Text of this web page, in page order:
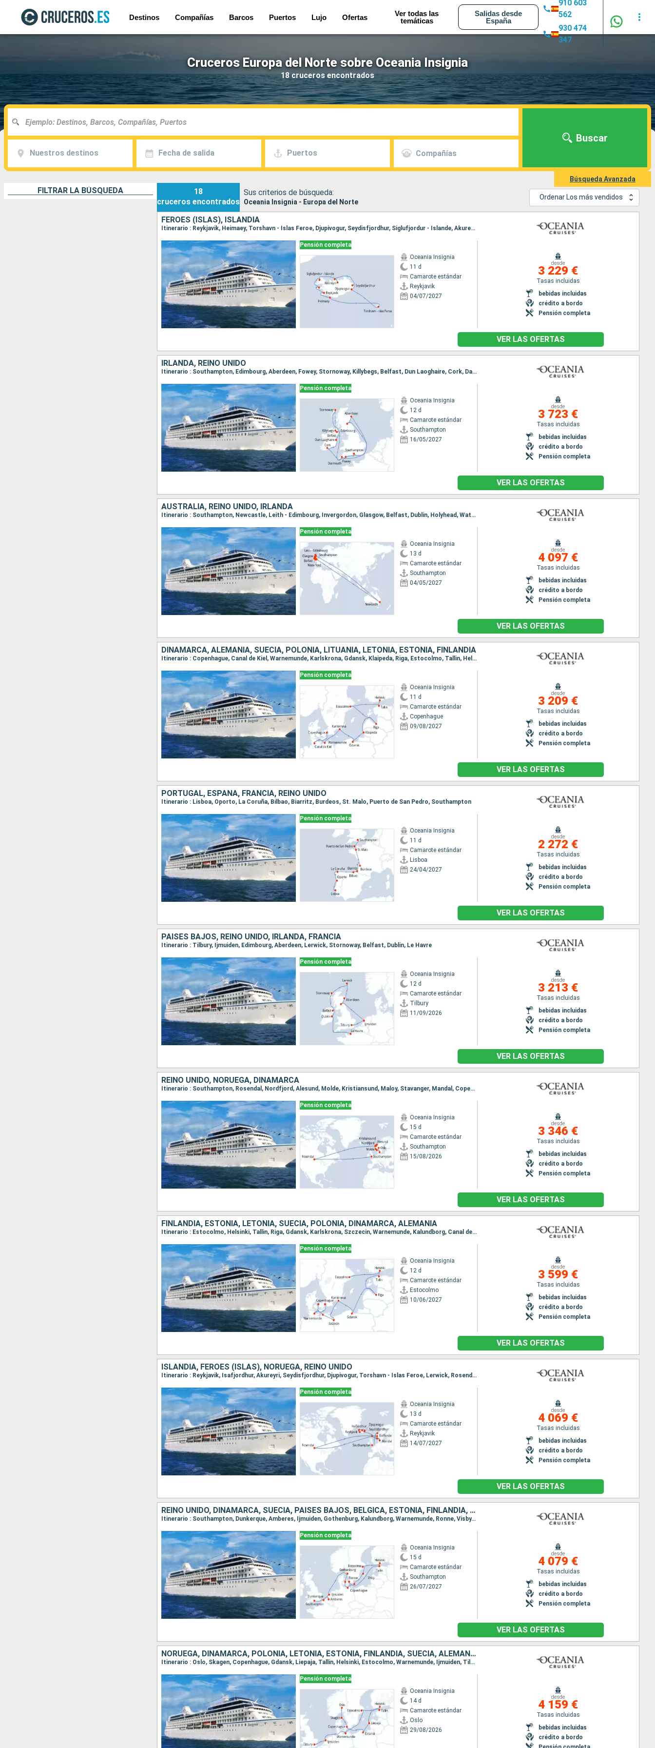
Destinos Compañías Barcos Puertos Lujo Ofertas
Ver todas las
temáticas
Salidas desde
España
910 603
562
930 474
347
Cruceros Europa del Norte sobre Oceania Insignia
18 cruceros encontrados
Nuestros destinos Fecha de salida Puertos Compañías
Buscar
Búsqueda Avanzada
FILTRAR LA BÚSQUEDA
18
cruceros encontrados
Sus criterios de búsqueda:
Oceania Insignia - Europa del Norte
Ordenar Los más vendidos
FÉROES (ISLAS), ISLANDIA
Itinerario : Reykjavik, Heimaey, Torshavn - Islas Feroe, Djupivogur, Seydisfjordhur, Siglufjordur - Islande, Akureyri, Isafjordhur, Grundarfjordur, Reykjavik
Pensión completa
Oceania Insignia
11 d
Camarote estándar
Reykjavik
04/07/2027
desde
3 229 €
Tasas incluidas
bebidas incluidas
crédito a bordo
Pensión completa
VER LAS OFERTAS
IRLANDA, REINO UNIDO
Itinerario : Southampton, Edimbourg, Aberdeen, Fowey, Stornoway, Killybegs, Belfast, Dun Laoghaire, Cork, Dartmouth, Southampton
Pensión completa
Oceania Insignia
12 d
Camarote estándar
Southampton
16/05/2027
desde
3 723 €
Tasas incluidas
bebidas incluidas
crédito a bordo
Pensión completa
VER LAS OFERTAS
AUSTRALIA, REINO UNIDO, IRLANDA
Itinerario : Southampton, Newcastle, Leith - Edimbourg, Invergordon, Glasgow, Belfast, Dublin, Holyhead, Waterford, Fowey, Southampton
Pensión completa
Oceania Insignia
13 d
Camarote estándar
Southampton
04/05/2027
desde
4 097 €
Tasas incluidas
bebidas incluidas
crédito a bordo
Pensión completa
VER LAS OFERTAS
DINAMARCA, ALEMANIA, SUECIA, POLONIA, LITUANIA, LETONIA, ESTONIA, FINLANDIA
Itinerario : Copenhague, Canal de Kiel, Warnemunde, Karlskrona, Gdansk, Klaipeda, Riga, Estocolmo, Tallin, Helsinki
Pensión completa
Oceania Insignia
11 d
Camarote estándar
Copenhague
09/08/2027
desde
3 209 €
Tasas incluidas
bebidas incluidas
crédito a bordo
Pensión completa
VER LAS OFERTAS
PORTUGAL, ESPAÑA, FRANCIA, REINO UNIDO
Itinerario : Lisboa, Oporto, La Coruña, Bilbao, Biarritz, Burdeos, St. Malo, Puerto de San Pedro, Southampton
Pensión completa
Oceania Insignia
11 d
Camarote estándar
Lisboa
24/04/2027
desde
2 272 €
Tasas incluidas
bebidas incluidas
crédito a bordo
Pensión completa
VER LAS OFERTAS
PAISES BAJOS, REINO UNIDO, IRLANDA, FRANCIA
Itinerario : Tilbury, Ijmuiden, Edimbourg, Aberdeen, Lerwick, Stornoway, Belfast, Dublin, Le Havre
Pensión completa
Oceania Insignia
12 d
Camarote estándar
Tilbury
11/09/2026
desde
3 213 €
Tasas incluidas
bebidas incluidas
crédito a bordo
Pensión completa
VER LAS OFERTAS
REINO UNIDO, NORUEGA, DINAMARCA
Itinerario : Southampton, Rosendal, Nordfjord, Alesund, Molde, Kristiansund, Maloy, Stavanger, Mandal, Copenhague, Oslo
Pensión completa
Oceania Insignia
15 d
Camarote estándar
Southampton
15/08/2026
desde
3 346 €
Tasas incluidas
bebidas incluidas
crédito a bordo
Pensión completa
VER LAS OFERTAS
FINLANDIA, ESTONIA, LETONIA, SUECIA, POLONIA, DINAMARCA, ALEMANIA
Itinerario : Estocolmo, Helsinki, Tallin, Riga, Gdansk, Karlskrona, Szczecin, Warnemunde, Kalundborg, Canal de Kiel, Copenhague
Pensión completa
Oceania Insignia
12 d
Camarote estándar
Estocolmo
10/06/2027
desde
3 599 €
Tasas incluidas
bebidas incluidas
crédito a bordo
Pensión completa
VER LAS OFERTAS
ISLANDIA, FÉROES (ISLAS), NORUEGA, REINO UNIDO
Itinerario : Reykjavik, Isafjordhur, Akureyri, Seydisfjordhur, Djupivogur, Torshavn - Islas Feroe, Lerwick, Rosendal, Eidfiordo, Mandal, Kristiansand, Southampton
Pensión completa
Oceania Insignia
13 d
Camarote estándar
Reykjavik
14/07/2027
desde
4 069 €
Tasas incluidas
bebidas incluidas
crédito a bordo
Pensión completa
VER LAS OFERTAS
REINO UNIDO, DINAMARCA, SUECIA, PAISES BAJOS, BÉLGICA, ESTONIA, FINLANDIA, FRANCIA, ALEMANIA
Itinerario : Southampton, Dunkerque, Amberes, Ijmuiden, Gothenburg, Kalundborg, Warnemunde, Ronne, Visby, Estocolmo, Helsinki, Tallin, Copenhague
Pensión completa
Oceania Insignia
15 d
Camarote estándar
Southampton
26/07/2027
desde
4 079 €
Tasas incluidas
bebidas incluidas
crédito a bordo
Pensión completa
VER LAS OFERTAS
NORUEGA, DINAMARCA, POLONIA, LETONIA, ESTONIA, FINLANDIA, SUECIA, ALEMANIA, PAISES BAJOS, REINO UNIDO
Itinerario : Oslo, Skagen, Copenhague, Gdansk, Liepaja, Tallin, Helsinki, Estocolmo, Warnemunde, Ijmuiden, Tilbury
Pensión completa
Oceania Insignia
14 d
Camarote estándar
Oslo
29/08/2026
desde
4 159 €
Tasas incluidas
bebidas incluidas
crédito a bordo